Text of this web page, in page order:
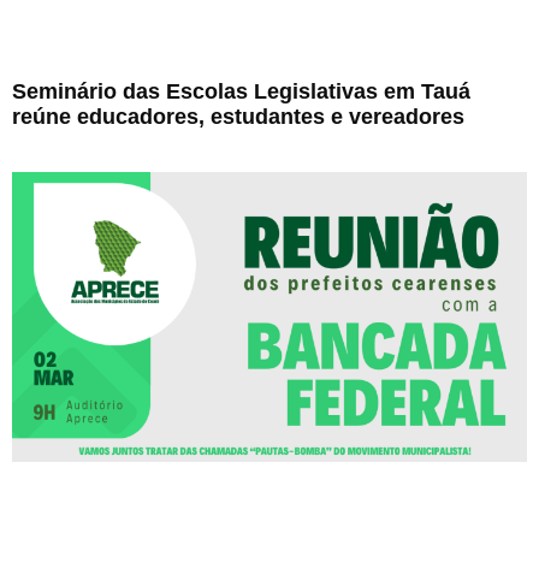
Seminário das Escolas Legislativas em Tauá
reúne educadores, estudantes e vereadores